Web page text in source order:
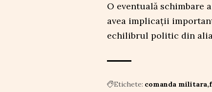
O eventuală schimbare
avea implicații
echilibrul politic din
Etichete: comanda militara